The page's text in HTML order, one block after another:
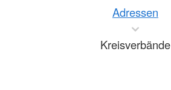
Adressen
Kreisverbände